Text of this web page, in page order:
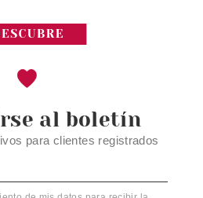
al boletín
para clientes registrados